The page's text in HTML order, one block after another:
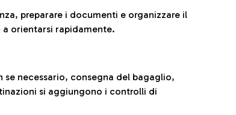
preparare i documenti e organizzare il
orientarsi rapidamente.
necessario, consegna del bagaglio,
si aggiungono i controlli di